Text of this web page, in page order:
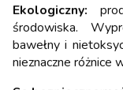
Ekologiczny:
środowiska.
bawełny i
nieznaczne różnice